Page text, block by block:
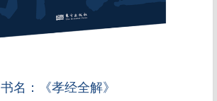
书名：《孝经全解》